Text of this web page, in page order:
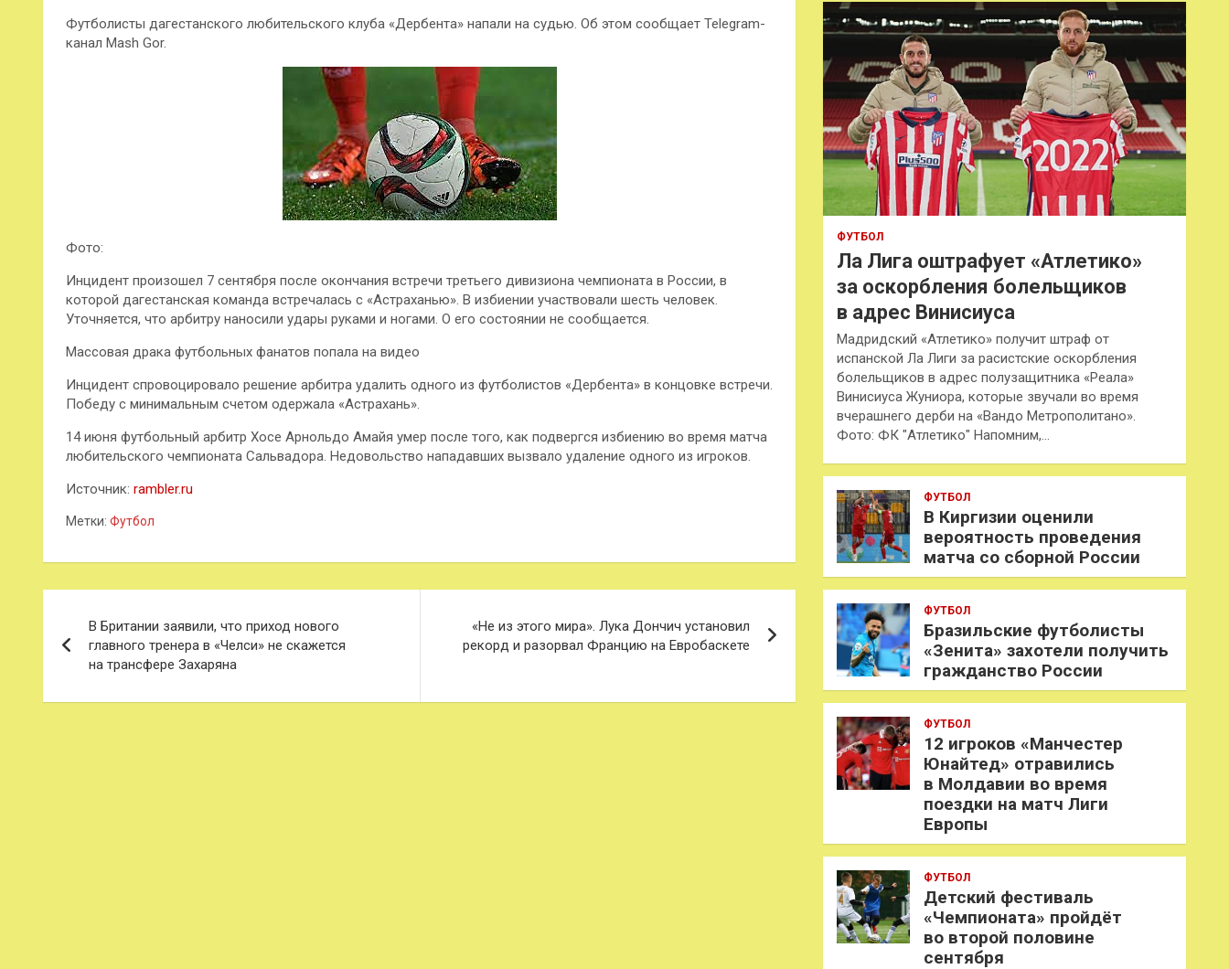
Футболисты дагестанского любительского клуба «Дербента» напали на судью. Об этом сообщает Telegram-
канал Mash Gor.
Фото:
Инцидент произошел 7 сентября после окончания встречи третьего дивизиона чемпионата в России, в
которой дагестанская команда встречалась с «Астраханью». В избиении участвовали шесть человек.
Уточняется, что арбитру наносили удары руками и ногами. О его состоянии не сообщается.
Массовая драка футбольных фанатов попала на видео
Инцидент спровоцировало решение арбитра удалить одного из футболистов «Дербента» в концовке встречи.
Победу с минимальным счетом одержала «Астрахань».
14 июня футбольный арбитр Хосе Арнольдо Амайя умер после того, как подвергся избиению во время матча
любительского чемпионата Сальвадора. Недовольство нападавших вызвало удаление одного из игроков.
Источник: rambler.ru
Метки: Футбол
по
записям
В Британии заявили, что приход нового
главного тренера в «Челси» не скажется
на трансфере Захаряна
«Не из этого мира». Лука Дончич установил
рекорд и разорвал Францию на Евробаскете
к
ФУТБОЛ
Ла Лига оштрафует «Атлетико»
за оскорбления болельщиков
в адрес Винисиуса
Мадридский «Атлетико» получит штраф от
испанской Ла Лиги за расистские оскорбления
болельщиков в адрес полузащитника «Реала»
Винисиуса Жуниора, которые звучали во время
вчерашнего дерби на «Вандо Метрополитано».
Фото: ФК "Атлетико" Напомним,…
ФУТБОЛ
В Киргизии оценили
вероятность проведения
матча со сборной России
ФУТБОЛ
Бразильские футболисты
«Зенита» захотели получить
гражданство России
ФУТБОЛ
12 игроков «Манчестер
Юнайтед» отравились
в Молдавии во время
поездки на матч Лиги
Европы
ФУТБОЛ
Детский фестиваль
«Чемпионата» пройдёт
во второй половине
сентября